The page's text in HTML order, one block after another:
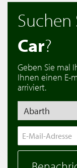
Suchen
Car?
Geben Sie mal
Ihnen einen E-
arriviert.